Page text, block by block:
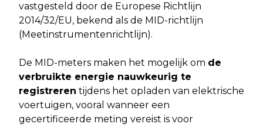
vastgesteld door de Europese Richtlijn
2014/32/EU, bekend als de MID-richtlijn
(Meetinstrumentenrichtlijn).
De MID-meters maken het mogelijk om de
verbruikte energie nauwkeurig te
registreren tijdens het opladen van elektrische
voertuigen, vooral wanneer een
gecertificeerde meting vereist is voor